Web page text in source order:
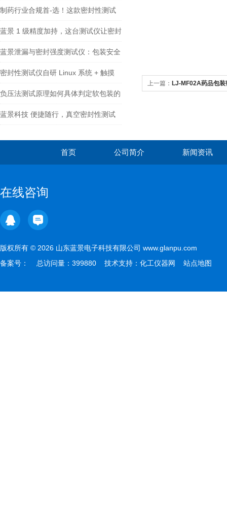
——赋能企业品质管控升级
制药行业合规首-选！这款密封性测试
仪严守 GMP 标准
蓝景 1 级精度加持，这台测试仪让密封
检测零容错
蓝景泄漏与密封强度测试仪：包装安全
的坚固防线
密封性测试仪自研 Linux 系统 + 触摸
屏：如何革新密封检测操作体验？
负压法测试原理如何具体判定软包装的
密封性能？
蓝景科技 便捷随行，真空密封性测试
上一篇： LJ-MF02A药品包
首页 公司简介 新闻资讯
在线咨询
版权所有 © 2026 山东蓝景电子科技有限公司 www.glanpu.com
备案号：
总访问量：399880 技术支持： 化工仪器网 站点地图